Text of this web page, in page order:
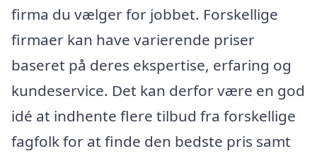
firma du vælger for jobbet. Forskellige
firmaer kan have varierende priser
baseret på deres ekspertise, erfaring og
kundeservice. Det kan derfor være en god
idé at indhente flere tilbud fra forskellige
fagfolk for at finde den bedste pris samt